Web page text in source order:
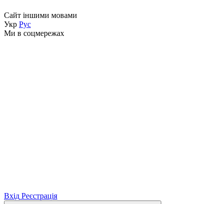
Сайт іншими мовами
Укр Рус
Ми в соцмережах
Вхід Реєстрація